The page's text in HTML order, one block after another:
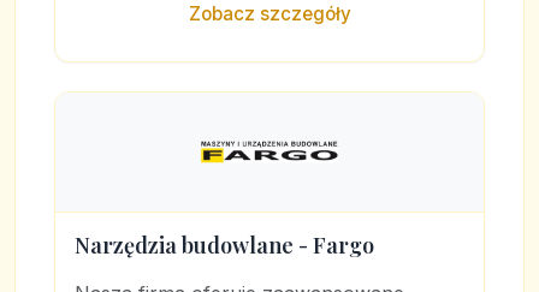
Zobacz szczegóły
Narzędzia budowlane - Fargo